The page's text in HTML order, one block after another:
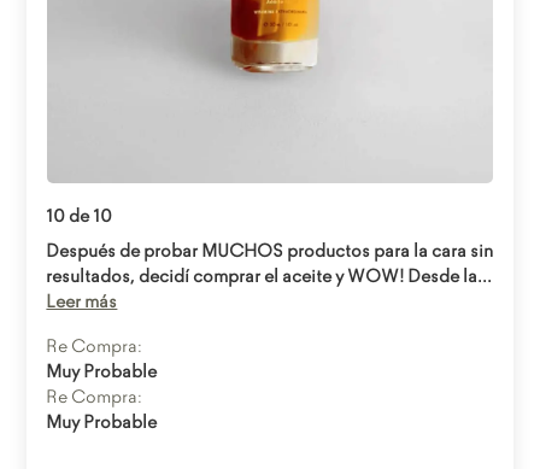
10 de 10
Después de probar MUCHOS productos para la cara sin
resultados, decidí comprar el aceite y WOW! Desde la...
Leer más
Re Compra:
Muy Probable
Re Compra:
Muy Probable